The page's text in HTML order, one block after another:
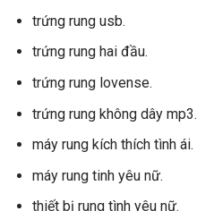
trứng rung usb.
trứng rung hai đầu.
trứng rung lovense.
trứng rung không dây mp3.
máy rung kích thích tình ái.
máy rung tinh yêu nữ.
thiết bị rung tình yêu nữ.